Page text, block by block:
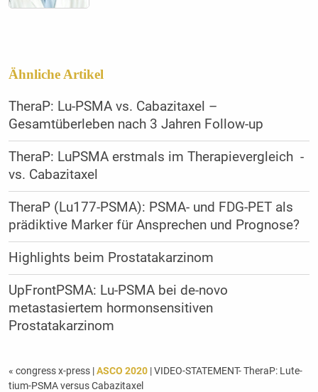
Ähnliche Artikel
TheraP: Lu-PSMA vs. Cabazitaxel –
Gesamtüberleben nach 3 Jahren Follow-up
TheraP: LuPSMA erstmals im Therapievergleich -
vs. Cabazitaxel
TheraP (Lu177-PSMA): PSMA- und FDG-PET als
prädiktive Marker für Ansprechen und Prognose?
Highlights beim Prostatakarzinom
UpFrontPSMA: Lu-PSMA bei de-novo
metastasiertem hormonsensitiven
Prostatakarzinom
« congress x-press |ASCO 2020| VIDEO-STATEMENT- TheraP: Lu­te­
tium-PSMA versus Caba­zi­taxel